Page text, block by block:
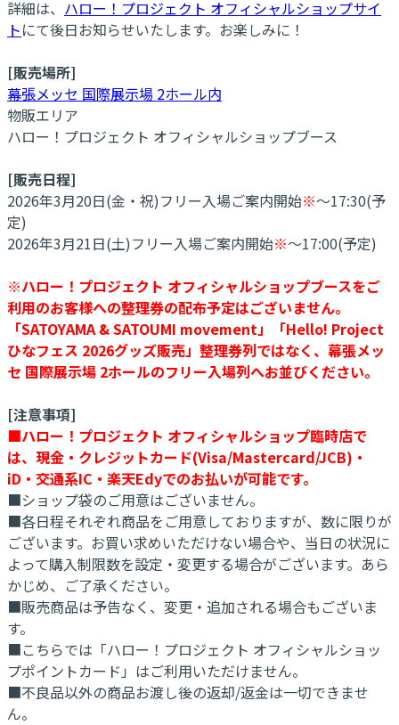
詳細は、 ハロー！プロジェクト オフィシャルショップサイ
トにて後日お知らせいたします。お楽しみに！
[販売場所]
幕張メッセ 国際展示場 2ホール内
物販エリア
ハロー！プロジェクト オフィシャルショップブース
[販売日程]
2026年3月20日(金・祝)フリー入場ご案内開始※～17:30(予
定)
2026年3月21日(土)フリー入場ご案内開始※～17:00(予定)
※ハロー！プロジェクト オフィシャルショップブースをご
利用のお客様への整理券の配布予定はございません。
「SATOYAMA & SATOUMI movement」「Hello! Project
ひなフェス 2026グッズ販売」整理券列ではなく、幕張メッ
セ 国際展示場 2ホールのフリー入場列へお並びください。
[注意事項]
■ハロー！プロジェクト オフィシャルショップ臨時店で
は、現金・クレジットカード(Visa/Mastercard/JCB)・
iD・交通系IC・楽天Edyでのお払いが可能です。
■ショップ袋のご用意はございません。
■各日程それぞれ商品をご用意しておりますが、数に限りが
ございます。お買い求めいただけない場合や、当日の状況に
よって購入制限数を設定・変更する場合がございます。あら
かじめ、ご了承ください。
■販売商品は予告なく、変更・追加される場合もございま
す。
■こちらでは「ハロー！プロジェクト オフィシャルショッ
プポイントカード」はご利用いただけません。
■不良品以外の商品お渡し後の返却/返金は一切できませ
ん。